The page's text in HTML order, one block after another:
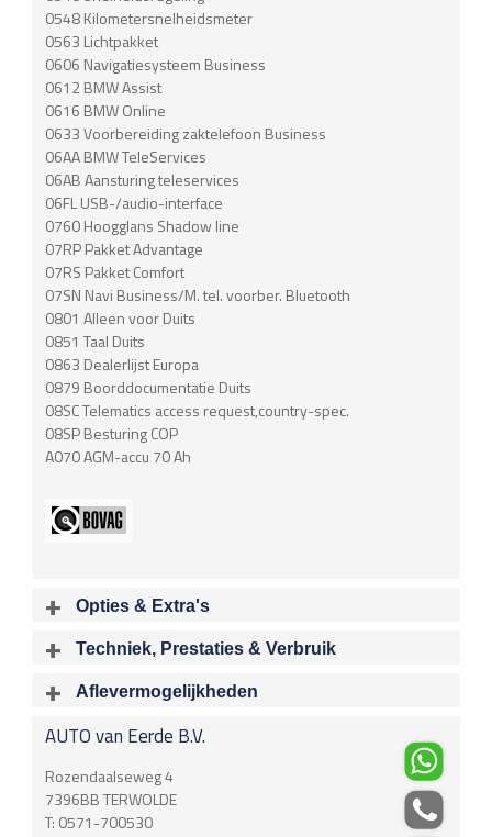
0548 Kilometersnelheidsmeter
0563 Lichtpakket
0606 Navigatiesysteem Business
0612 BMW Assist
0616 BMW Online
0633 Voorbereiding zaktelefoon Business
06AA BMW TeleServices
06AB Aansturing teleservices
06FL USB-/audio-interface
0760 Hoogglans Shadow line
07RP Pakket Advantage
07RS Pakket Comfort
07SN Navi Business/M. tel. voorber. Bluetooth
0801 Alleen voor Duits
0851 Taal Duits
0863 Dealerlijst Europa
0879 Boorddocumentatie Duits
08SC Telematics access request,country-spec.
08SP Besturing COP
A070 AGM-accu 70 Ah
Opties & Extra's
Chroom delen exterieur
Verstelbare stuurkolom
Airbag
Airbag Bestuurder
Airbag Passagier
Techniek, Prestaties & Verbruik
6 2996 cc
Vermogen
Acceleratietijd 80-120
sec
Aflevermogelijkheden
onderstaande
€
AUTO van Eerde B.V.
Rozendaalseweg 4
7396BBTERWOLDE
T: 0571-700530